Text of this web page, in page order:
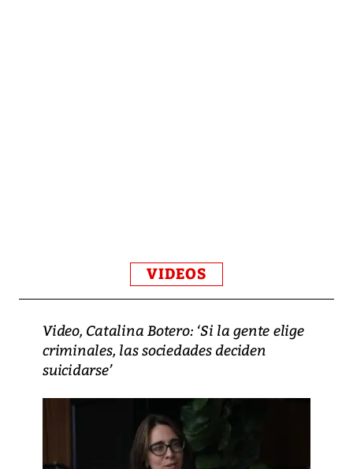
VIDEOS
Video, Catalina Botero: ‘Si la gente elige
criminales, las sociedades deciden
suicidarse’